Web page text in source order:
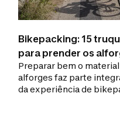
Bikepacking: 15
para prender os
Preparar bem o
alforges faz parte
da experiência de